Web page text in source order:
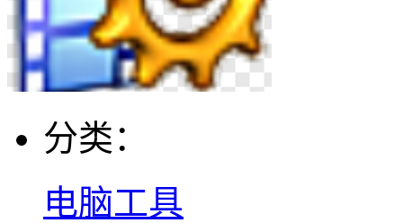
分类：
电脑工具